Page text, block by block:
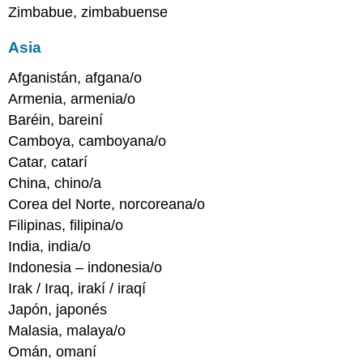
Zimbabue, zimbabuense
Asia
Afganistán, afgana/o
Armenia, armenia/o
Baréin, bareiní
Camboya, camboyana/o
Catar, catarí
China, chino/a
Corea del Norte, norcoreana/o
Filipinas, filipina/o
India, india/o
Indonesia – indonesia/o
Irak / Iraq, irakí / iraqí
Japón, japonés
Malasia, malaya/o
Omán, omaní